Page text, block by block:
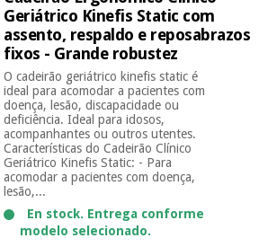
Geriátrico Kinefis Static com
assento, respaldo e reposabrazos
fixos - Grande robustez
O cadeirão geriátrico kinefis static é
ideal para acomodar a pacientes com
doença, lesão, discapacidade ou
deficiência. Ideal para idosos,
acompanhantes ou outros utentes.
Características do Cadeirão Clínico
Geriátrico Kinefis Static: - Para
acomodar a pacientes com doença,
lesão,...
En stock. Entrega conforme
modelo selecionado.